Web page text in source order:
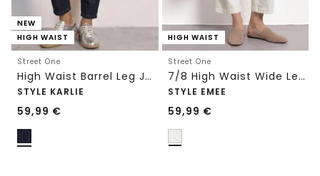
NEW
HIGH WAIST
Street One
High Waist Barrel Leg Jeans im Loose Fit
STYLE KARLIE
59,99 €
HIGH WAIST
Street One
7/8 High Waist Wide Leg Jeans im Loose Fit
STYLE EMEE
59,99 €